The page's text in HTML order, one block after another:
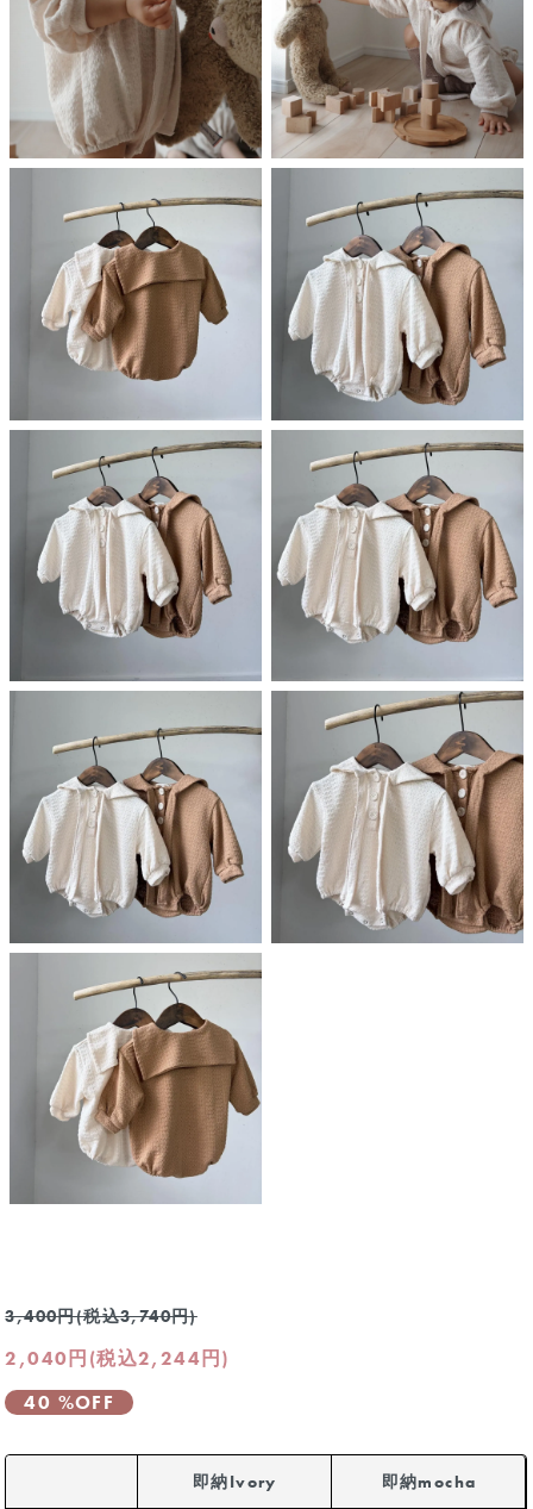
3,400円(税込3,740円)
2,040円(税込2,244円)
40 %OFF
即納Ivory 即納mocha